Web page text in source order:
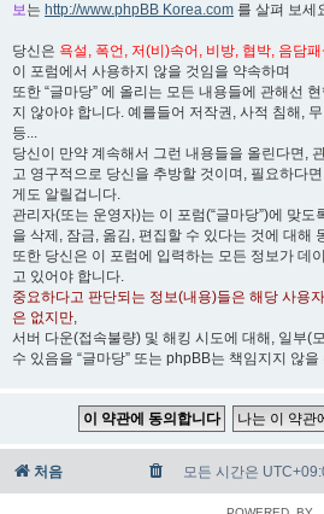
보는 http://www.phpBB Korea.com 를 살펴 보세
당신은 욕설, 폭언, 저(비)속어, 비방, 협박, 음담패
이 포럼에서 사용하지 않을 것임을 약속하며
또한 “글마당” 에 올리는 모든 내용들에 관해선
지 않아야 합니다. 예를들어 저작권, 사적 침해,
등...
당신이 만약 계속해서 그런 내용들을 올린다면,
고 영구적으로 당신을 추방할 것이며, 필요하다
게도 알릴겁니다.
관리자(또는 운영자)는 이 포럼(“글마당”)에 맞
을 삭제, 잠금, 옮김, 편집할 수 있다는 것에 대해
또한 당신은 이 포럼에 입력하는 모든 정보가 데
고 있어야 합니다.
중요하다고 판단되는 정보(내용)들은 해당 사용
은 없지만,
서버 다운(접속불량) 및 해킹 시도에 대해, 일부(
수 있음을 “글마당” 또는 phpBB는 책임지지 않
처음 모든 시간은